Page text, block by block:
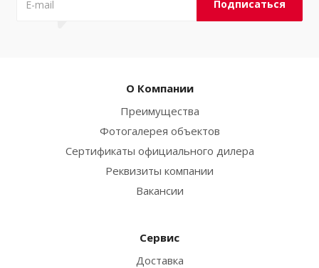
О Компании
Преимущества
Фотогалерея объектов
Сертификаты официального дилера
Реквизиты компании
Вакансии
Сервис
Доставка